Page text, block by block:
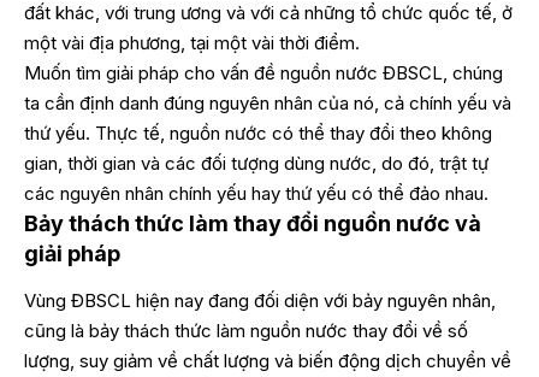
đất khác, với trung ương và với cả những tổ chức quốc tế, ở
một vài địa phương, tại một vài thời điểm.
Muốn tìm giải pháp cho vấn đề nguồn nước ĐBSCL, chúng
ta cần định danh đúng nguyên nhân của nó, cả chính yếu và
thứ yếu. Thực tế, nguồn nước có thể thay đổi theo không
gian, thời gian và các đối tượng dùng nước, do đó, trật tự
các nguyên nhân chính yếu hay thứ yếu có thể đảo nhau.
Bảy thách thức làm thay đổi nguồn nước và
giải pháp
Vùng ĐBSCL hiện nay đang đối diện với bảy nguyên nhân,
cũng là bảy thách thức làm nguồn nước thay đổi về số
lượng, suy giảm về chất lượng và biến động dịch chuyển về